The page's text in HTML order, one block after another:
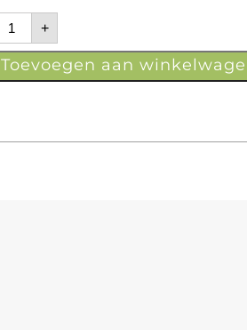
+
Toevoegen aan